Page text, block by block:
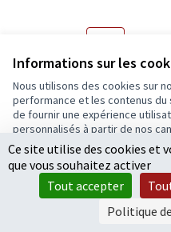
Informations sur les
Nous utilisons des cookies sur
performance et les contenus
de fournir une expérience
personnalisés à partir de nos
Tout
Accepter
Résultats
Voir toutes les propositions
Conditions d'utilisation
Paramètres des cookies
Ecrivons Angers sur X
Ecrivons Angers sur
Ce site utilise des cookies et
que vous souhaitez activer
Tout accepter
Politique